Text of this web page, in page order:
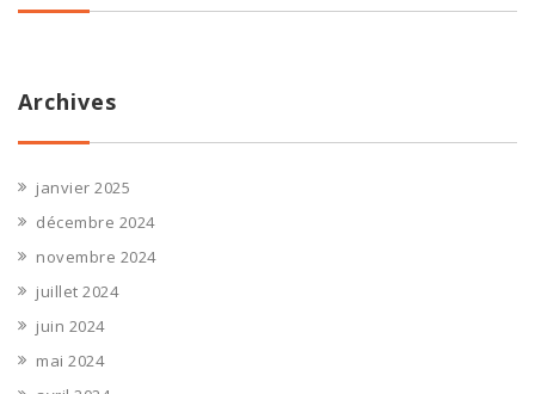
Archives
janvier 2025
décembre 2024
novembre 2024
juillet 2024
juin 2024
mai 2024